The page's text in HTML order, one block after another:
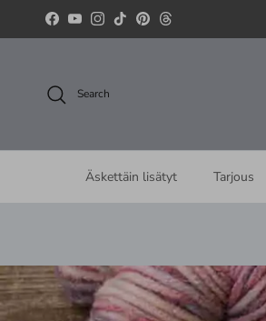
Skip to content
Facebook
YouTubeInstagram
TikTokPinterestThreads
Search
Äskettäin lisätyt Tarjous